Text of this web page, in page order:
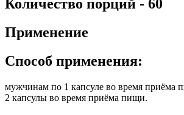
Количество порций - 60
Применение
Способ применения:
мужчинам по 1 капсуле во время
2 капсулы во время приёма пищи.